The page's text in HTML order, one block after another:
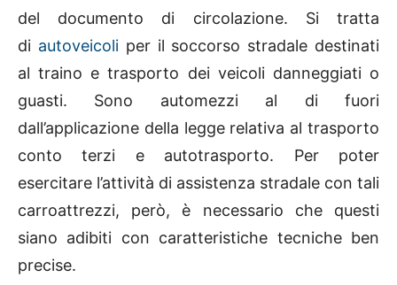
del documento di circolazione. Si tratta
di autoveicoliper il soccorso stradale destinati
al traino e trasporto dei veicoli danneggiati o
guasti. Sono automezzi al di fuori
dall’applicazione della legge relativa al trasporto
conto terzi e autotrasporto. Per poter
esercitare l’attività di assistenza stradale con tali
carroattrezzi, però, è necessario che questi
siano adibiti con caratteristiche tecniche ben
precise.